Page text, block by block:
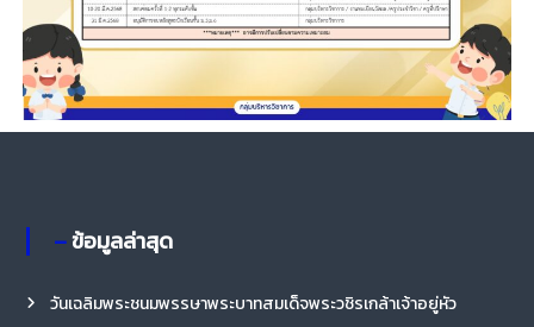
– ข้อมูลล่าสุด
วันเฉลิมพระชนมพรรษาพระบาทสมเด็จพระวชิรเกล้าเจ้าอยู่หัว